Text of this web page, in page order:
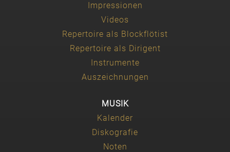
Impressionen
Videos
Repertoire als Blockflötist
Repertoire als Dirigent
Instrumente
Auszeichnungen
MUSIK
Kalender
Diskografie
Noten